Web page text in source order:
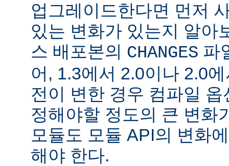
업그레이드한다면 먼저
있는 변화가 있는지 알아
스 배포본의 CHANGES 파
어, 1.3에서 2.0이나 2.0
전이 변한 경우 컴파일
정해야할 정도의 큰 변화
모듈도 모듈 API의 변화
해야 한다.